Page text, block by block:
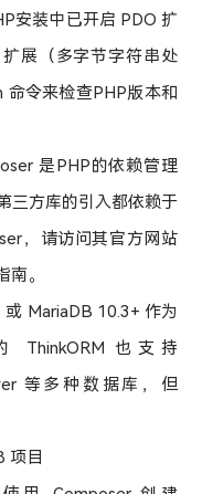
安装中已开启 PDO 扩
展（多字节字符串处
令来检查PHP版本和
是PHP的依赖管理
三方库的引入都依赖于
，请访问其官方网站
南。
MariaDB 10.3+ 作为
也支持
等多种数据库，但
项目